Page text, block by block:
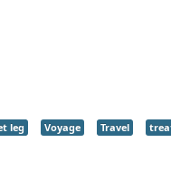
leg Voyage Travel